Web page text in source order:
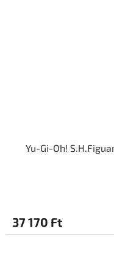
Yu-Gi-Oh!
37 170 Ft